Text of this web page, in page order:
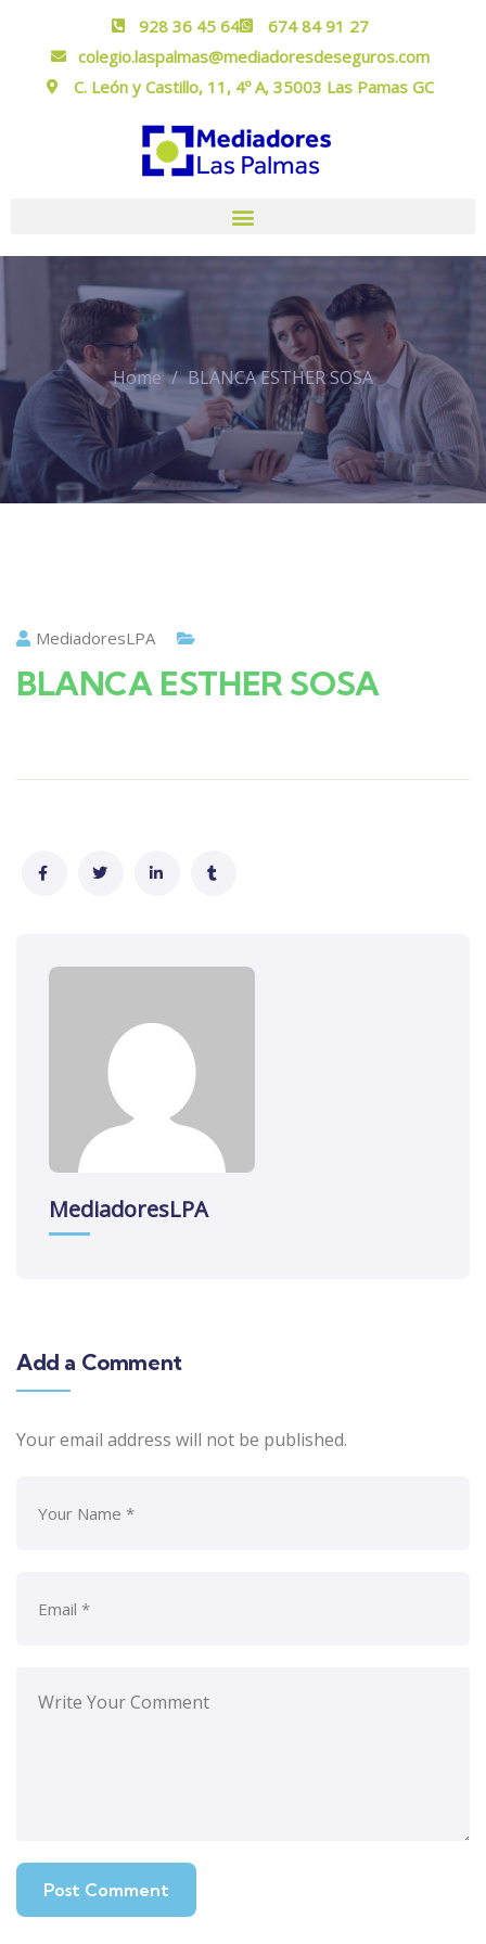
928 36 45 64
674 84 91 27
colegio.laspalmas@mediadoresdeseguros.com
C. León y Castillo, 11, 4º A, 35003 Las Pamas GC
Home BLANCA ESTHER SOSA
MediadoresLPA
BLANCA ESTHER SOSA
MediadoresLPA
Add a Comment
Your email address will not be published.